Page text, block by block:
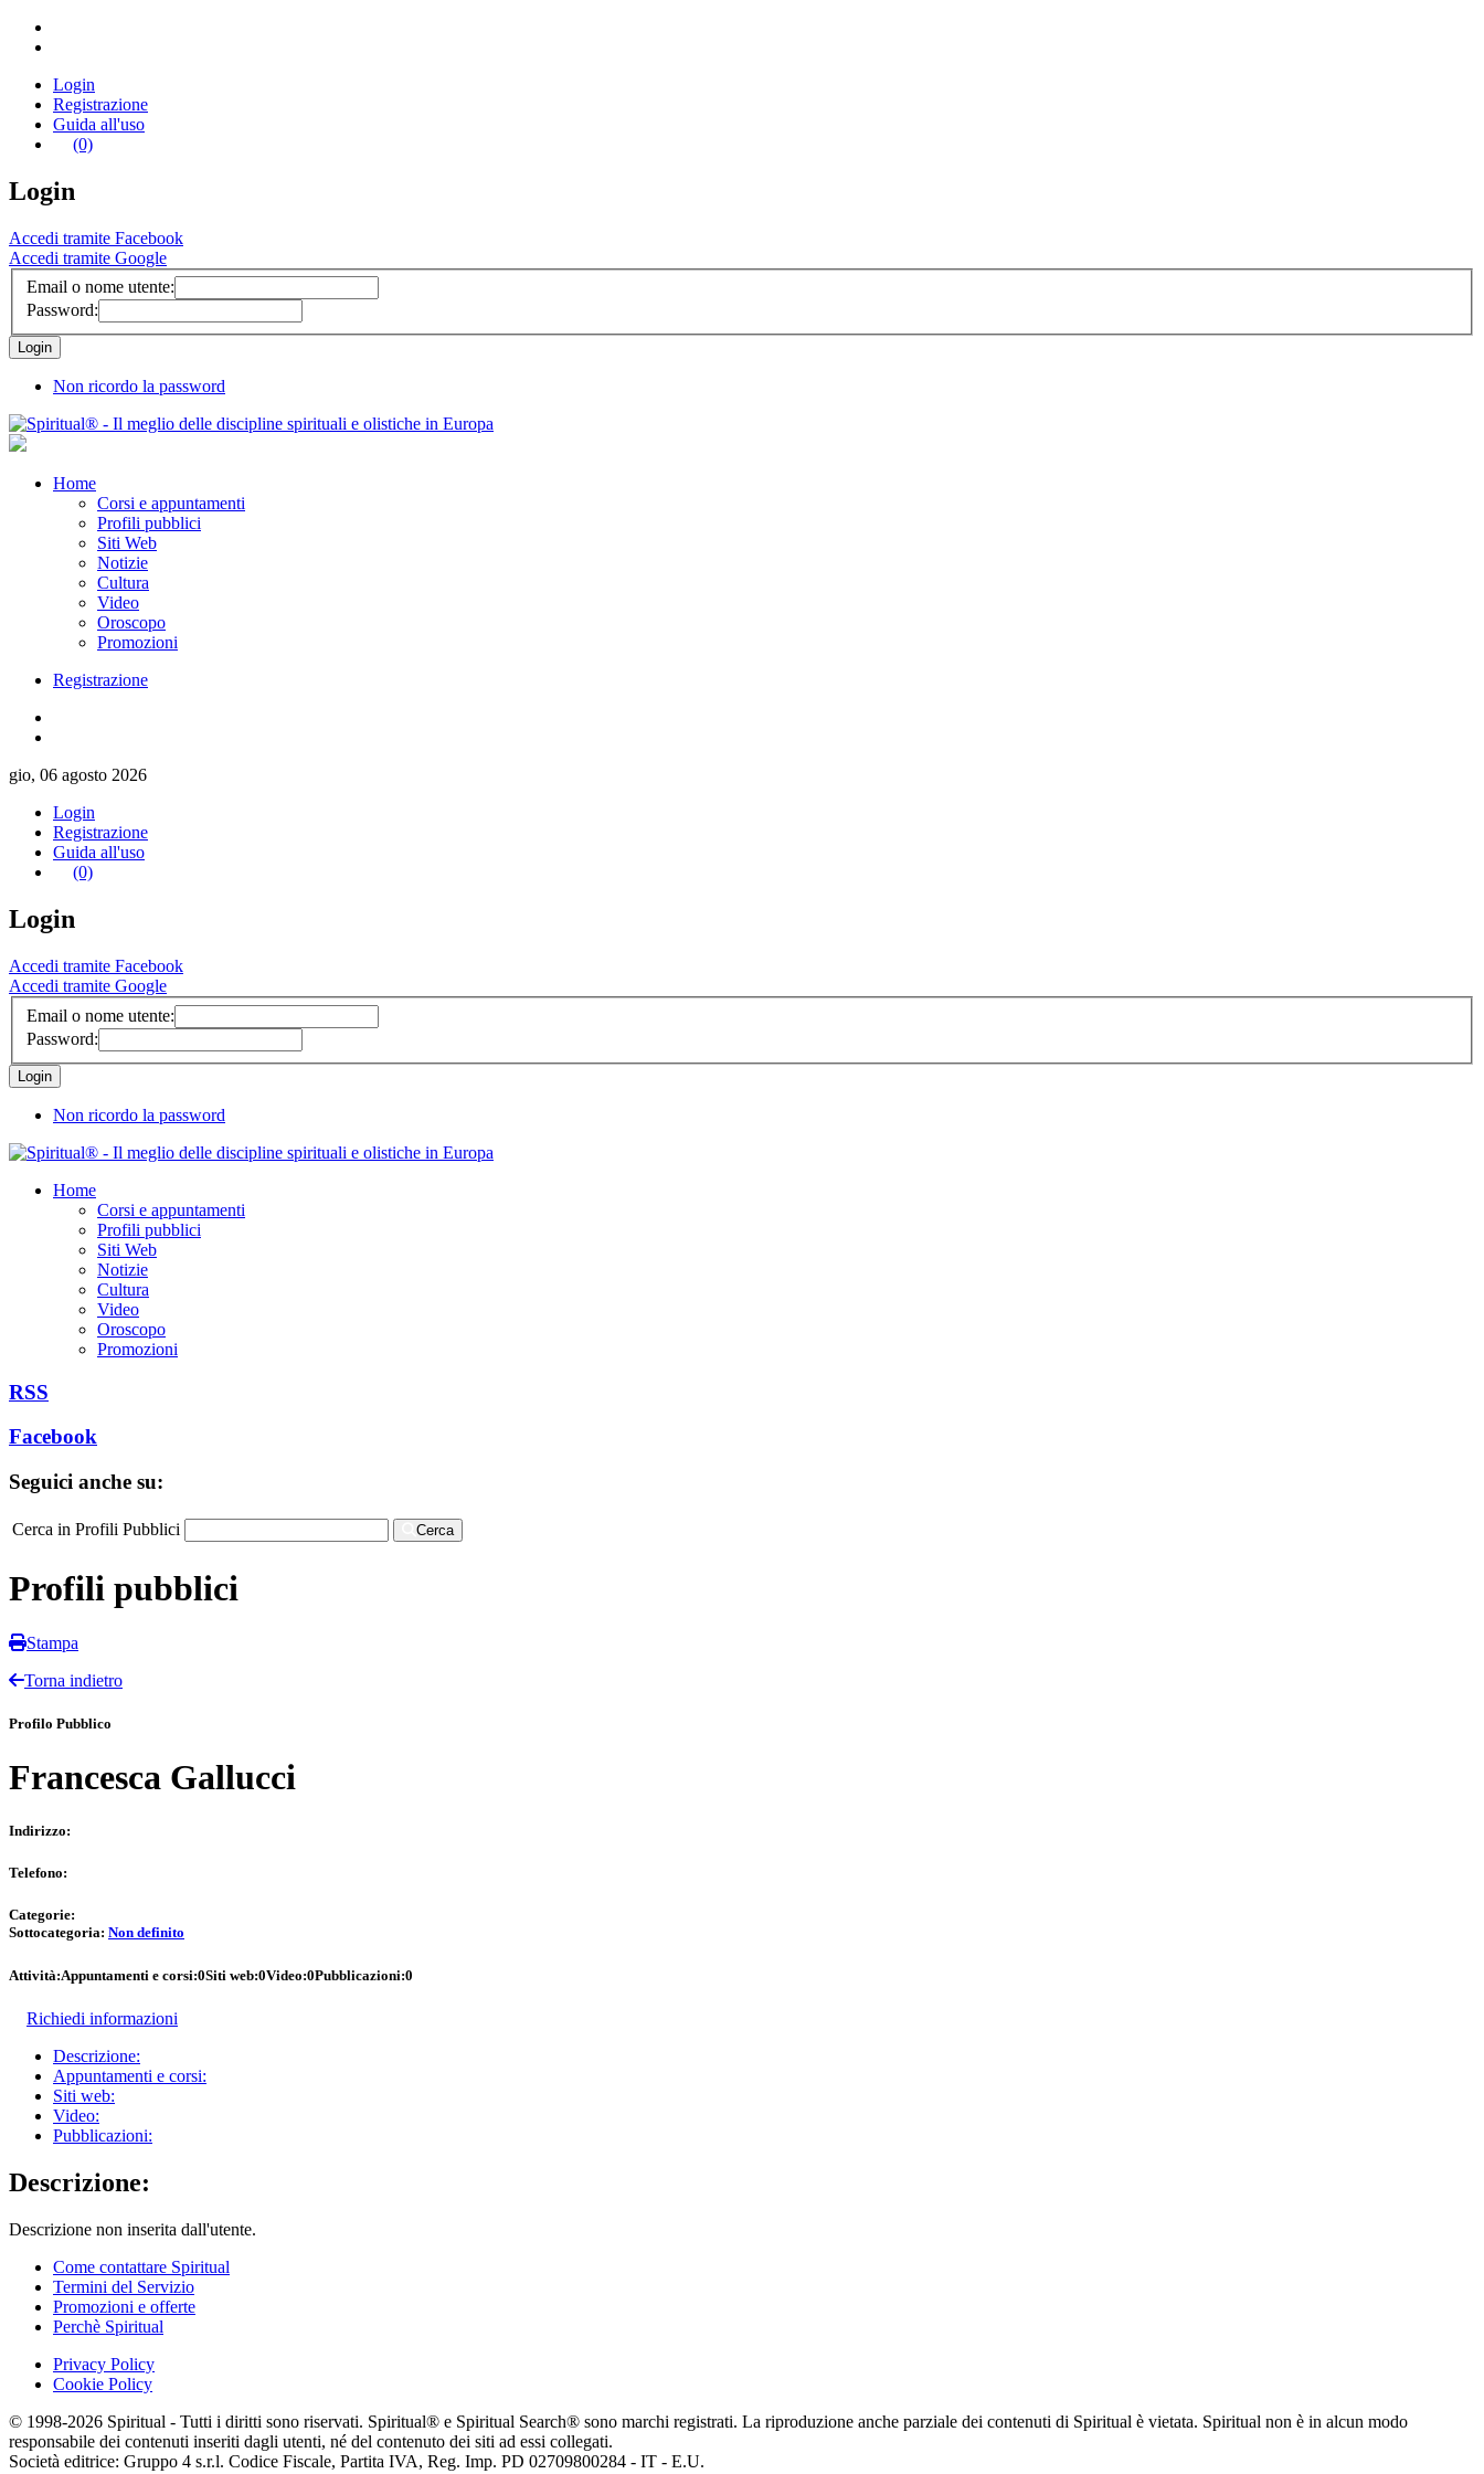
Login
Registrazione
Guida all'uso
(0)
Login
Accedi tramite Facebook
Accedi tramite Google
Email o nome utente:
Password:
Non ricordo la password
Home
Corsi e appuntamenti
Profili pubblici
Siti Web
Notizie
Cultura
Video
Oroscopo
Promozioni
Registrazione
gio, 06 agosto 2026
Login
Registrazione
Guida all'uso
(0)
Login
Accedi tramite Facebook
Accedi tramite Google
Email o nome utente:
Password:
Non ricordo la password
Home
Corsi e appuntamenti
Profili pubblici
Siti Web
Notizie
Cultura
Video
Oroscopo
Promozioni
RSS
Facebook
Seguici anche su:
Cerca in Profili Pubblici Cerca
Profili pubblici
Stampa
Torna indietro
Profilo Pubblico
Francesca Gallucci
Indirizzo:
Telefono:
Categorie:
Sottocategoria: Non definito
Attività:Appuntamenti e corsi:0Siti web:0Video:0Pubblicazioni:0
Richiedi informazioni
Descrizione:
Appuntamenti e corsi:
Siti web:
Video:
Pubblicazioni:
Descrizione:
Descrizione non inserita dall'utente.
Come contattare Spiritual
Termini del Servizio
Promozioni e offerte
Perchè Spiritual
Privacy Policy
Cookie Policy
© 1998-2026 Spiritual - Tutti i diritti sono riservati. Spiritual® e Spiritual Search® sono marchi registrati. La riproduzione anche parziale dei contenuti di Spiritual è vietata. Spiritual non è in alcun modo
responsabile dei contenuti inseriti dagli utenti, né del contenuto dei siti ad essi collegati.
Società editrice: Gruppo 4 s.r.l. Codice Fiscale, Partita IVA, Reg. Imp. PD 02709800284 - IT - E.U.